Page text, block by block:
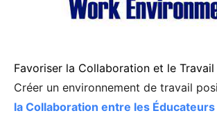
Favoriser la Collaboration et le
Créer un environnement de travail
la Collaboration entre les Éducateurs